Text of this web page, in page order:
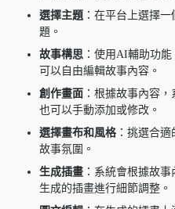
選擇主題 ：在平台上選擇
題。
故事構思 ：使用AI輔助功
可以自由編輯故事內容。
創作畫面 ：根據故事內容
也可以手動添加或修改。
選擇畫布和風格：挑選合適
故事氛圍。
生成插畫 ：系統會根據故
生成的插畫進行細節調整。